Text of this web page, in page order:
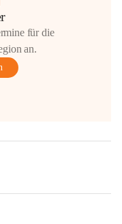
für die
an.